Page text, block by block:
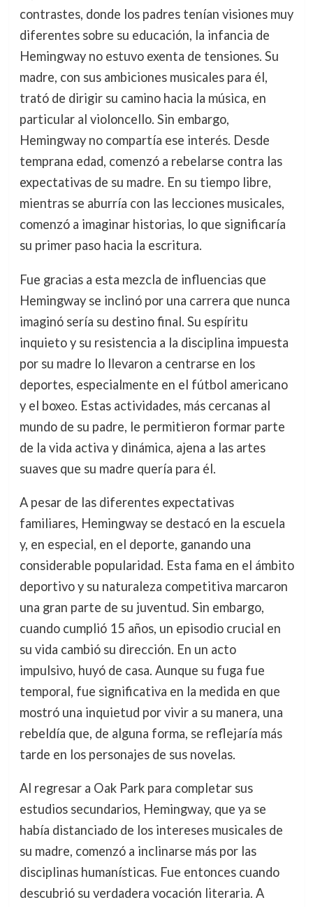
contrastes, donde los padres tenían visiones muy
diferentes sobre su educación, la infancia de
Hemingway no estuvo exenta de tensiones. Su
madre, con sus ambiciones musicales para él,
trató de dirigir su camino hacia la música, en
particular al violoncello. Sin embargo,
Hemingway no compartía ese interés. Desde
temprana edad, comenzó a rebelarse contra las
expectativas de su madre. En su tiempo libre,
mientras se aburría con las lecciones musicales,
comenzó a imaginar historias, lo que significaría
su primer paso hacia la escritura.
Fue gracias a esta mezcla de influencias que
Hemingway se inclinó por una carrera que nunca
imaginó sería su destino final. Su espíritu
inquieto y su resistencia a la disciplina impuesta
por su madre lo llevaron a centrarse en los
deportes, especialmente en el fútbol americano
y el boxeo. Estas actividades, más cercanas al
mundo de su padre, le permitieron formar parte
de la vida activa y dinámica, ajena a las artes
suaves que su madre quería para él.
A pesar de las diferentes expectativas
familiares, Hemingway se destacó en la escuela
y, en especial, en el deporte, ganando una
considerable popularidad. Esta fama en el ámbito
deportivo y su naturaleza competitiva marcaron
una gran parte de su juventud. Sin embargo,
cuando cumplió 15 años, un episodio crucial en
su vida cambió su dirección. En un acto
impulsivo, huyó de casa. Aunque su fuga fue
temporal, fue significativa en la medida en que
mostró una inquietud por vivir a su manera, una
rebeldía que, de alguna forma, se reflejaría más
tarde en los personajes de sus novelas.
Al regresar a Oak Park para completar sus
estudios secundarios, Hemingway, que ya se
había distanciado de los intereses musicales de
su madre, comenzó a inclinarse más por las
disciplinas humanísticas. Fue entonces cuando
descubrió su verdadera vocación literaria. A